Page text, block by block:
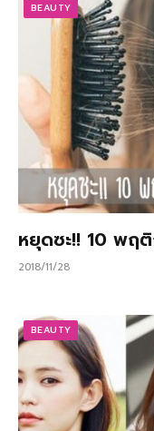
BEAUTY
หยุดซะ!! 10 พฤ
2018/11/28
BEAUTY